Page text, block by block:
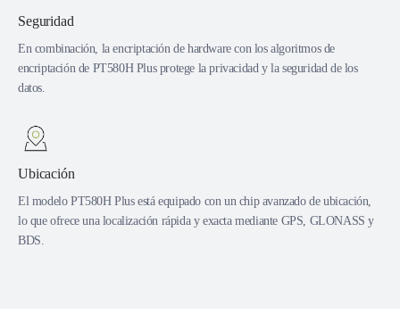
Seguridad
En combinación, la encriptación de hardware con los algoritmos de
encriptación de PT580H Plus protege la privacidad y la seguridad de los
datos.
Ubicación
El modelo PT580H Plus está equipado con un chip avanzado de ubicación,
lo que ofrece una localización rápida y exacta mediante GPS, GLONASS y
BDS.